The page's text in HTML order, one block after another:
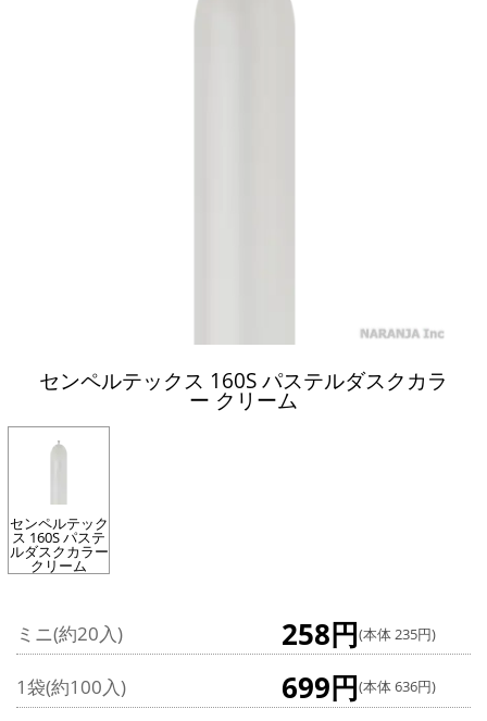
センペルテックス 160S パステルダスクカラ
ー クリーム
センペルテック
ス 160S パステ
ルダスクカラー
クリーム
ミニ(約20入) 258円(本体 235円)
1袋(約100入) 699円(本体 636円)